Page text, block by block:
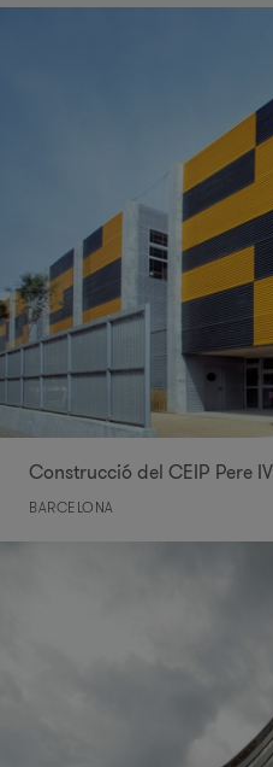
Construcció del CEIP Pere
BARCELONA